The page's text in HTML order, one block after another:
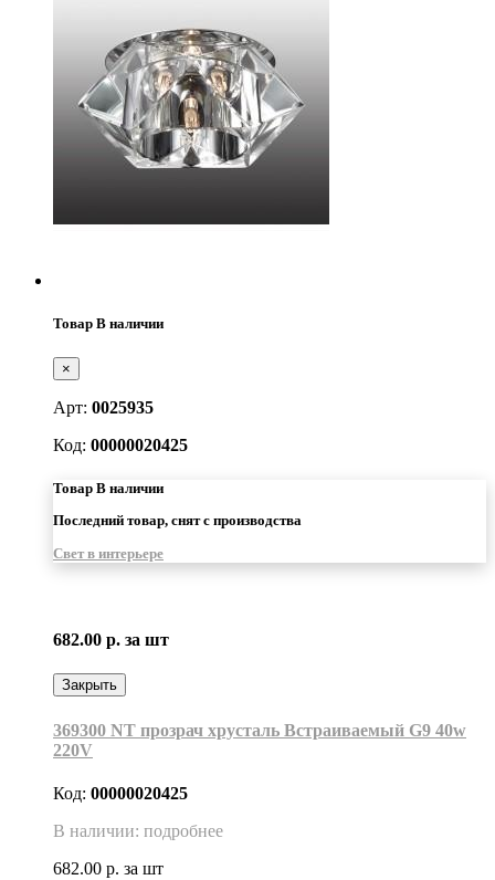
Товар В наличии
×
Арт: 0025935
Код: 00000020425
Товар В наличии
Последний товар, снят с производства
Свет в интерьере
682.00 р. за шт
Закрыть
369300 NT прозрач хрусталь Встраиваемый G9 40w
220V
Код: 00000020425
В наличии: подробнее
682.00 р. за шт